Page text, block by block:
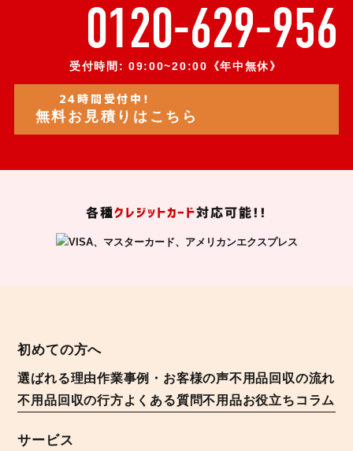
0120-629-956
受付時間: 09:00~20:00《年中無休》
24時間受付中!
無料お見積りはこちら
各種クレジットカード対応可能!!
初めての方へ
選ばれる理由作業事例・お客様の声不用品回収の流れ
不用品回収の行方よくある質問不用品お役立ちコラム
サービス